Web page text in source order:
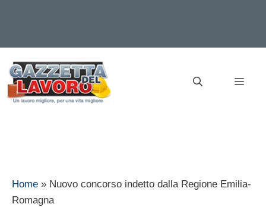
contenuto
Home » Nuovo concorso indetto dalla Regione Emilia-
Romagna